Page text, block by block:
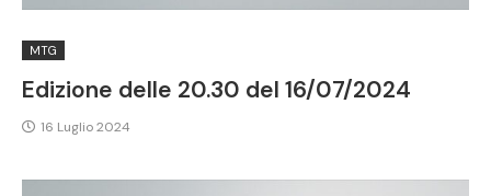
MTG
Edizione delle 20.30 del 16/07/2024
16 Luglio 2024